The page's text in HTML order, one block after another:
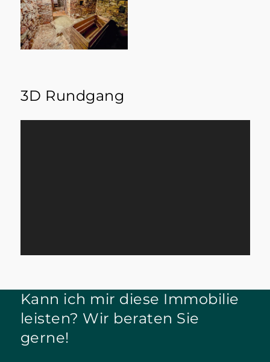
3D Rundgang
Kann ich mir diese Immobilie
leisten? Wir beraten Sie
gerne!